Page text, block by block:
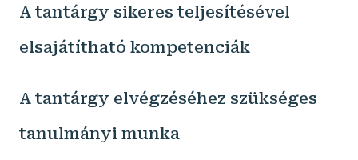
A tantárgy sikeres teljesítésével
elsajátítható kompetenciák
A tantárgy elvégzéséhez szükséges
tanulmányi munka